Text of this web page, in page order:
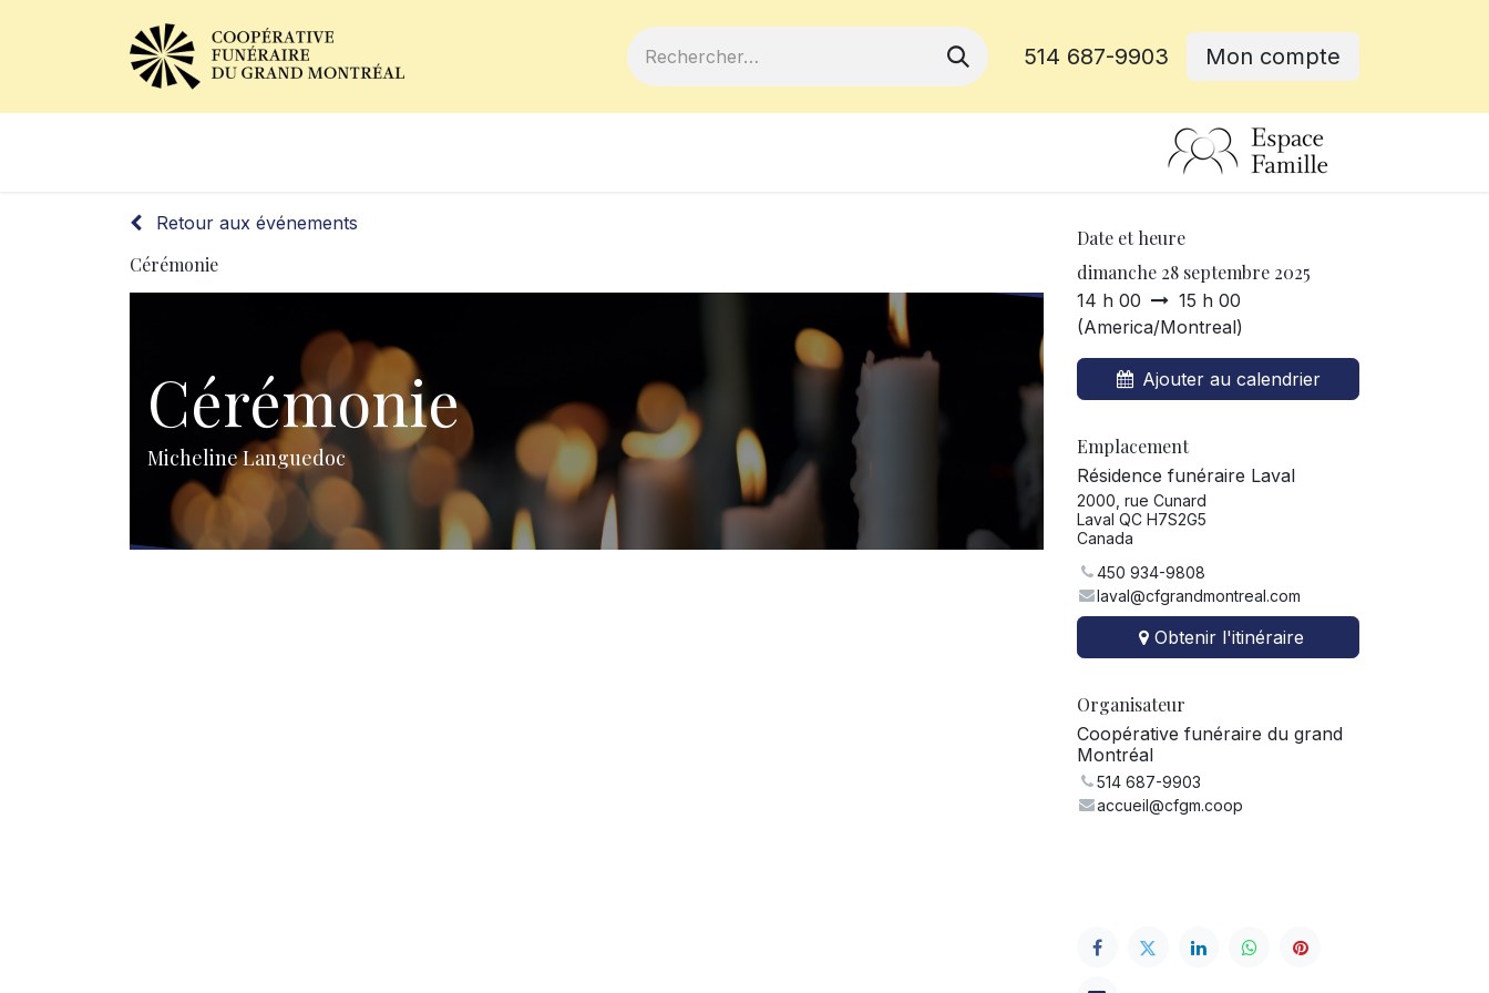
514 687-9903 Mon compte
Retour aux événements
Cérémonie
Cérémonie
Micheline Languedoc
Date et heure
dimanche 28 septembre 2025
14 h 00
15 h 00
(America/Montreal)
Ajouter au calendrier
Emplacement
Résidence funéraire Laval
2000, rue Cunard
Laval QC H7S2G5
Canada
450 934-9808
laval@cfgrandmontreal.com
Obtenir l'itinéraire
Organisateur
Coopérative funéraire du grand
Montréal
514 687-9903
accueil@cfgm.coop